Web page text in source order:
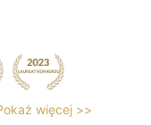
więcej >>